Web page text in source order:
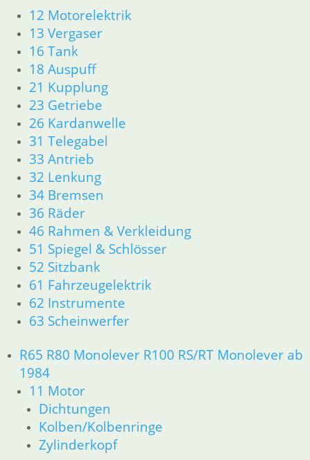
12 Motorelektrik
13 Vergaser
16 Tank
18 Auspuff
21 Kupplung
23 Getriebe
26 Kardanwelle
31 Telegabel
33 Antrieb
32 Lenkung
34 Bremsen
36 Räder
46 Rahmen & Verkleidung
51 Spiegel & Schlösser
52 Sitzbank
61 Fahrzeugelektrik
62 Instrumente
63 Scheinwerfer
R65 R80 Monolever R100 RS/RT Monolever ab
1984
11 Motor
Dichtungen
Kolben/Kolbenringe
Zylinderkopf
23 Getriebe
26 Kardanwelle
31 Telegabel
32 Lenkung
33 Antrieb
34 Bremsen
36 Räder
46 Rahmen & Verkleidung R60/6 – R90/S
51 Spiegel & Schlösser
52 Sitzbank
61 Fahrzeugelektrik
62 Instrumente
R 60/7 – R 100 RT Bj. 1976 – 1979
11 Motor
Dichtungen
Kolben/Kolbenringe
Zylinderkopf
12 Motorelektrik
13 Vergaser
16 Tank
18 Auspuff
23 Getriebe
26 Kardanwelle
31 Telegabel
32 Lenkung
33 Antrieb
34 Bremsen
36 Räder